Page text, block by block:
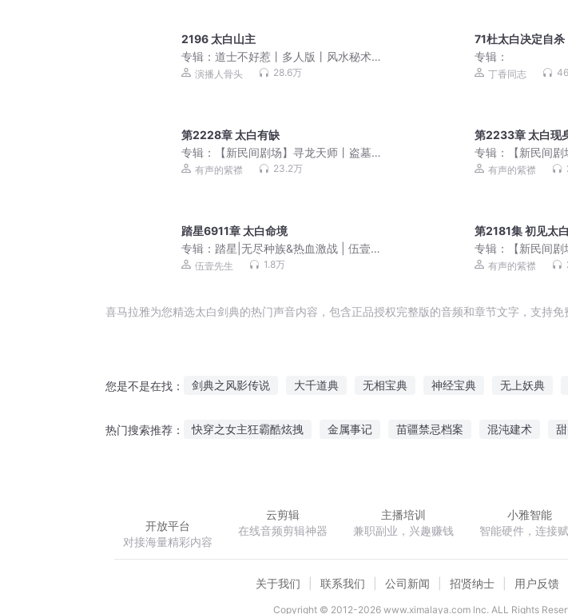
2196 太白山主
专辑： 道士不好惹丨多人版丨风水秘术
丨爆笑丨都市丨悬疑恐怖灵异
演播人骨头 28.6万
71杜太白决定自杀
专辑：
丁香同志
第2228章 太白有缺
专辑：
【新民间剧场】寻龙天师丨盗墓
礼官地府索命（摸金天师作者新作）阴
有声的紫襟 23.2万
第2233章 太白现
专辑：
【新民间
礼官地府索命（摸
有声的紫襟
踏星6911章 太白命境
专辑： 踏星|无尽种族&热血激战 | 伍壹
先生领衔多人有声剧
伍壹先生 1.8万
第2181集 初见太白
专辑：
【新民间
礼官地府索命（摸
有声的紫襟
喜马拉雅为您精选太白剑典的热门声音内容，包含正品授权完整版的音频和章节文字，支持免
您是不是在找： 剑典之风影传说 大千道典 无相宝典 神经宝典 无上妖典
热门搜索推荐： 快穿之女主狂霸酷炫拽 金属事记 苗疆禁忌档案 混沌建术
开放平台
对接海量精彩内容
云剪辑
在线音频剪辑神器
主播培训
兼职副业，兴趣赚钱
小雅智能
智能硬件，连接
关于我们 联系我们 公司新闻 招贤纳士 用户反馈
Copyright © 2012-2026www.ximalaya.com lnc. ALL Rights